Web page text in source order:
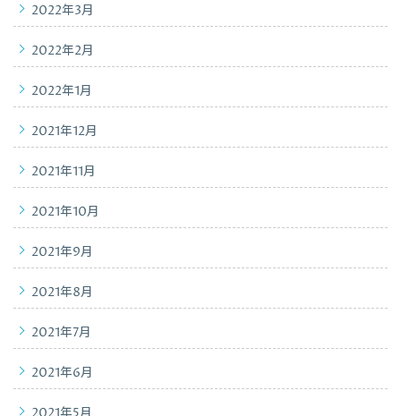
2022年3月
2022年2月
2022年1月
2021年12月
2021年11月
2021年10月
2021年9月
2021年8月
2021年7月
2021年6月